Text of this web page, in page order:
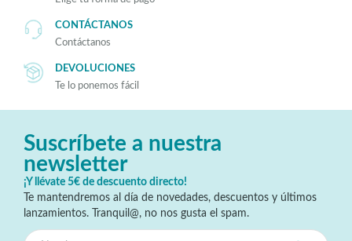
CONTÁCTANOS
Contáctanos
DEVOLUCIONES
Te lo ponemos fácil
Suscríbete a nuestra
newsletter
¡Y llévate 5€ de descuento directo!
Te mantendremos al día de novedades, descuentos y últimos
lanzamientos. Tranquil@, no nos gusta el spam.